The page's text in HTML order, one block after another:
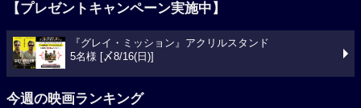
【プレゼントキャンペーン実施中】
『グレイ・ミッション』アクリルスタンド
5名様 [〆8/16(日)]
今週の映画ランキング